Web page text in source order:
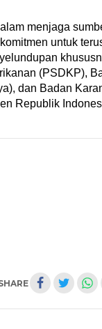
menjaga
untuk
(PSDKP),
dan Badan
Republik